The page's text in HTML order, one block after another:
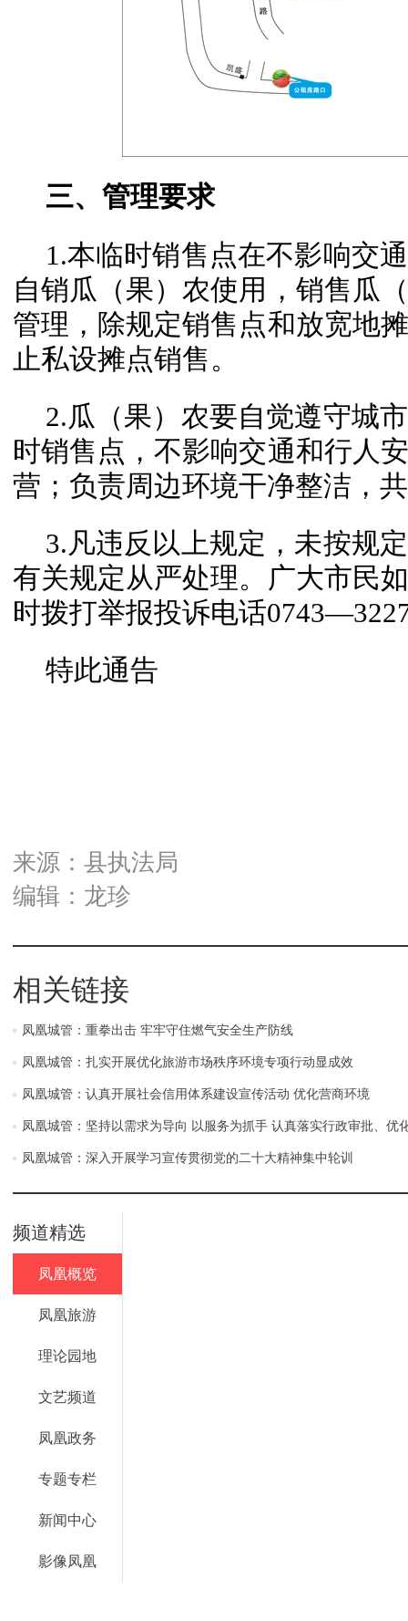
三、管理要求
1.本临时销售点在不影响交
自销瓜（果）农使用，销售瓜
管理，除规定销售点和放宽地
止私设摊点销售。
2.瓜（果）农要自觉遵守城
时销售点，不影响交通和行人
营；负责周边环境干净整洁，
3.凡违反以上规定，未按规
有关规定从严处理。广大市民
时拨打举报投诉电话
特此通告
来源：县执法局
编辑：龙珍
相关链接
凤凰城管：重拳出击 牢牢守住燃气安全生产防线
凤凰城管：扎实开展优化旅游市场秩序环境专项行动显成效
凤凰城管：认真开展社会信用体系建设宣传活动 优化营商环境
凤凰城管：坚持以需求为导向 以服务为抓手 认真落实行政审批、优
凤凰城管：深入开展学习宣传贯彻党的二十大精神集中轮训
频道精选
凤凰概览
凤凰旅游
理论园地
文艺频道
凤凰政务
专题专栏
新闻中心
影像凤凰